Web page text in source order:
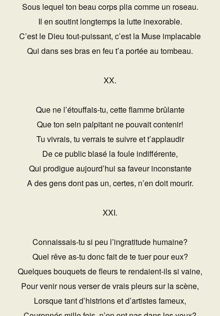
Sous lequel ton beau corps plia comme un roseau.
Il en soutint longtemps la lutte inexorable.
C’est le Dieu tout-puissant, c’est la Muse implacable
Qui dans ses bras en feu t’a portée au tombeau.
XX.
Que ne l’étouffais-tu, cette flamme brûlante
Que ton sein palpitant ne pouvait contenir!
Tu vivrais, tu verrais te suivre et t’applaudir
De ce public blasé la foule indifférente,
Qui prodigue aujourd’hui sa faveur inconstante
A des gens dont pas un, certes, n’en doit mourir.
XXI.
Connaissais-tu si peu l’ingratitude humaine?
Quel rêve as-tu donc fait de te tuer pour eux?
Quelques bouquets de fleurs te rendaient-ils si vaine,
Pour venir nous verser de vrais pleurs sur la scène,
Lorsque tant d’histrions et d’artistes fameux,